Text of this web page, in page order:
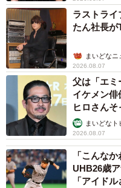
ラストラ
たん社長
まいどなニ
2026.08.07
父は「エ
イケメン
ヒロさんそ
まいどなト
2026.08.07
「こんな
UHB26歳
「アイド